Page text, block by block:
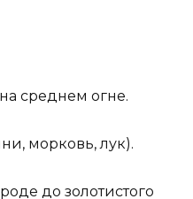
среднем огне.
морковь, лук).
до золотистого